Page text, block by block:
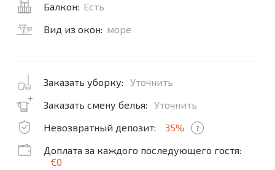
Балкон: Есть
Вид из окон: море
Заказать уборку:
Уточнить
Заказать смену белья:
Уточнить
Невозвратный депозит:
35% ?
Доплата за каждого последующего гостя:
€0